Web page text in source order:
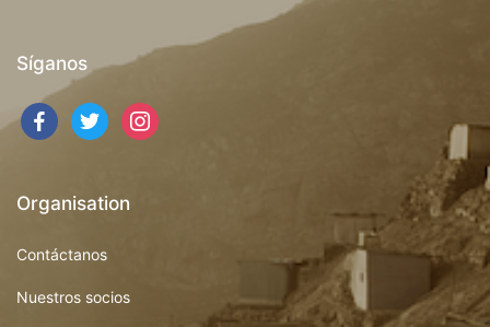
Síganos
Organisation
Contáctanos
Nuestros socios